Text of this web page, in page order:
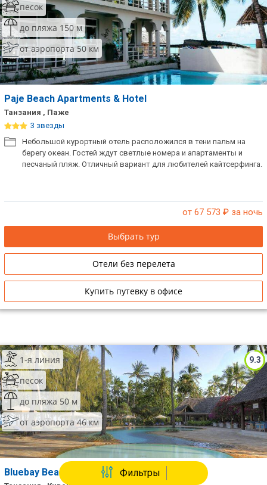
песок
до пляжа 150 м
от аэропорта 50 км
Paje Beach Apartments & Hotel
Танзания , Паже
3 звезды
Небольшой курортный отель расположился в тени пальм на
берегу океан. Гостей ждут светлые номера и апартаменты и
песчаный пляж. Отличный вариант для любителей кайтсерфинга.
от 67 573 ₽ за ночь
Выбрать тур
Отели без перелета
Купить путевку в офисе
9.3
1-я линия
песок
до пляжа 50 м
от аэропорта 46 км
Bluebay Beach Resort Фильтры